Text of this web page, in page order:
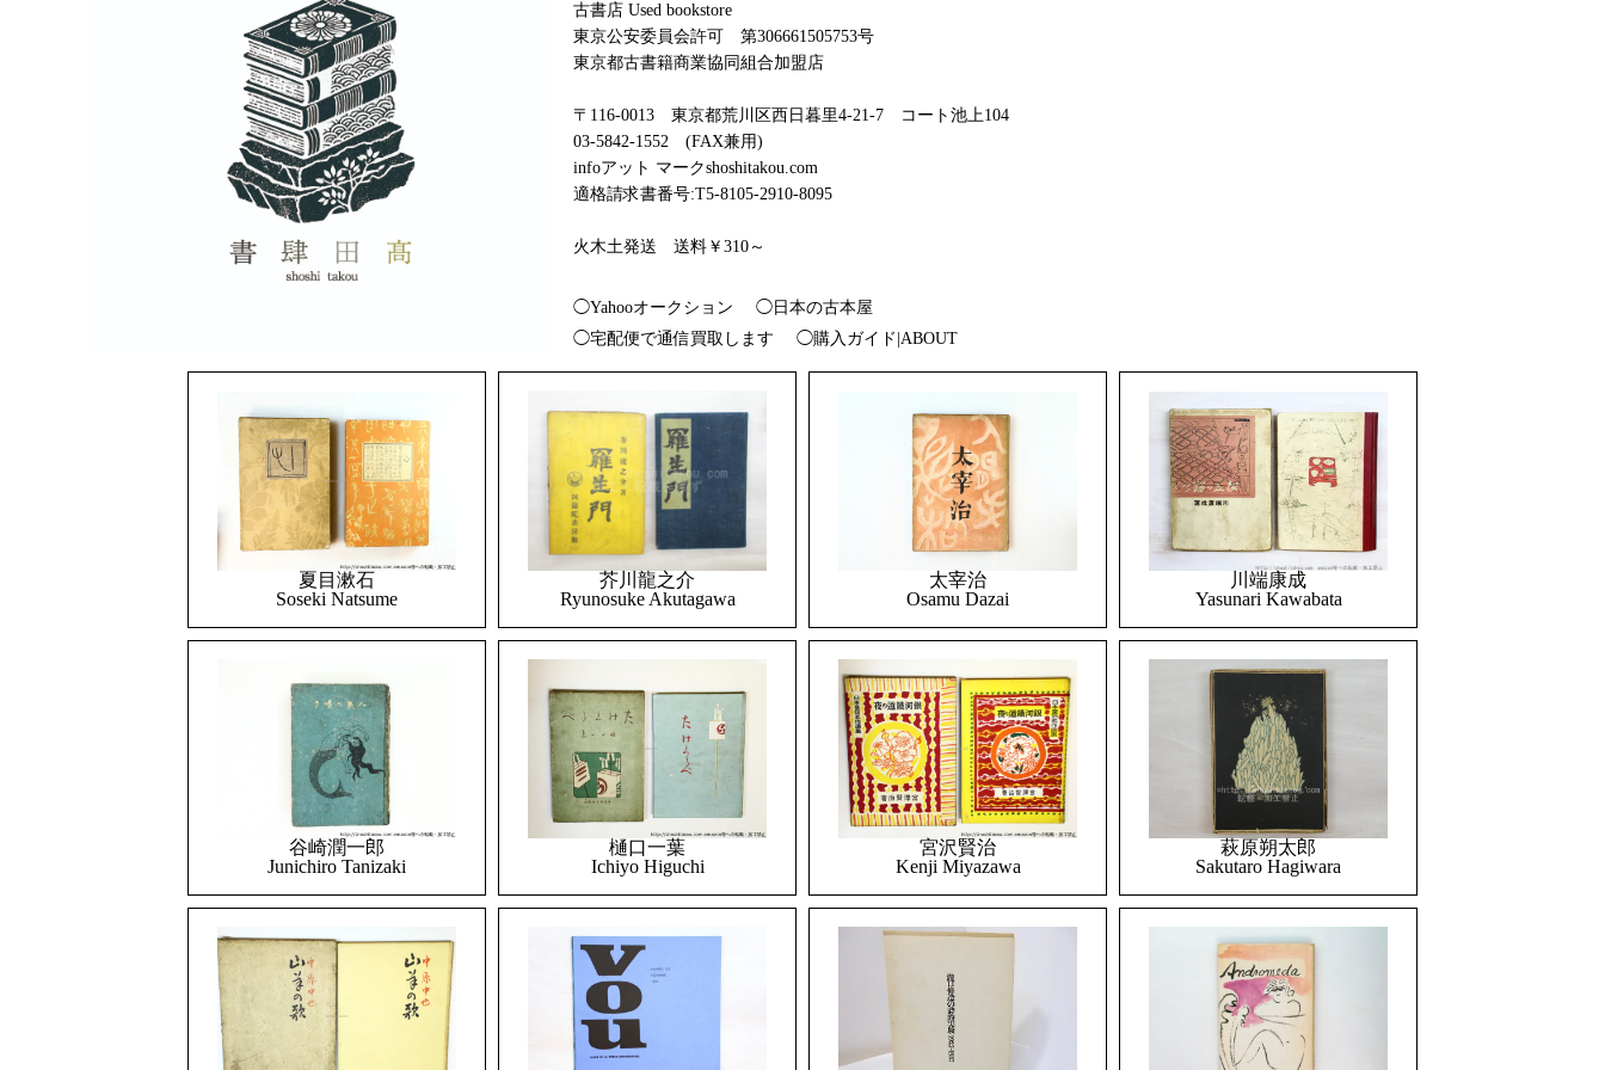
古書店 Used bookstore
東京公安委員会許可 第306661505753号
東京都古書籍商業協同組合加盟店
〒116-0013 東京都荒川区西日暮里4-21-7 コート池上104
03-5842-1552 (FAX兼用)
infoアット マークshoshitakou.com
適格請求書番号:T5-8105-2910-8095
火木土発送 送料￥310～
◯Yahooオークション
◯日本の古本屋
◯宅配便で通信買取します
◯購入ガイド|ABOUT
夏目漱石
Soseki Natsume
芥川龍之介
Ryunosuke Akutagawa
太宰治
Osamu Dazai
川端康成
Yasunari Kawabata
谷崎潤一郎
Junichiro Tanizaki
樋口一葉
Ichiyo Higuchi
宮沢賢治
Kenji Miyazawa
萩原朔太郎
Sakutaro Hagiwara